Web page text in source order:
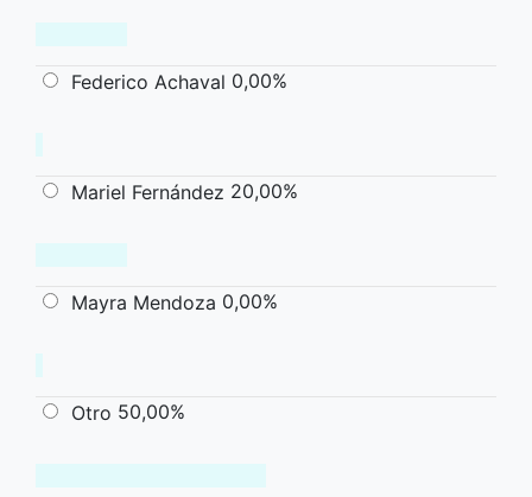
Federico Achaval 0,00%
Mariel Fernández 20,00%
Mayra Mendoza 0,00%
Otro 50,00%